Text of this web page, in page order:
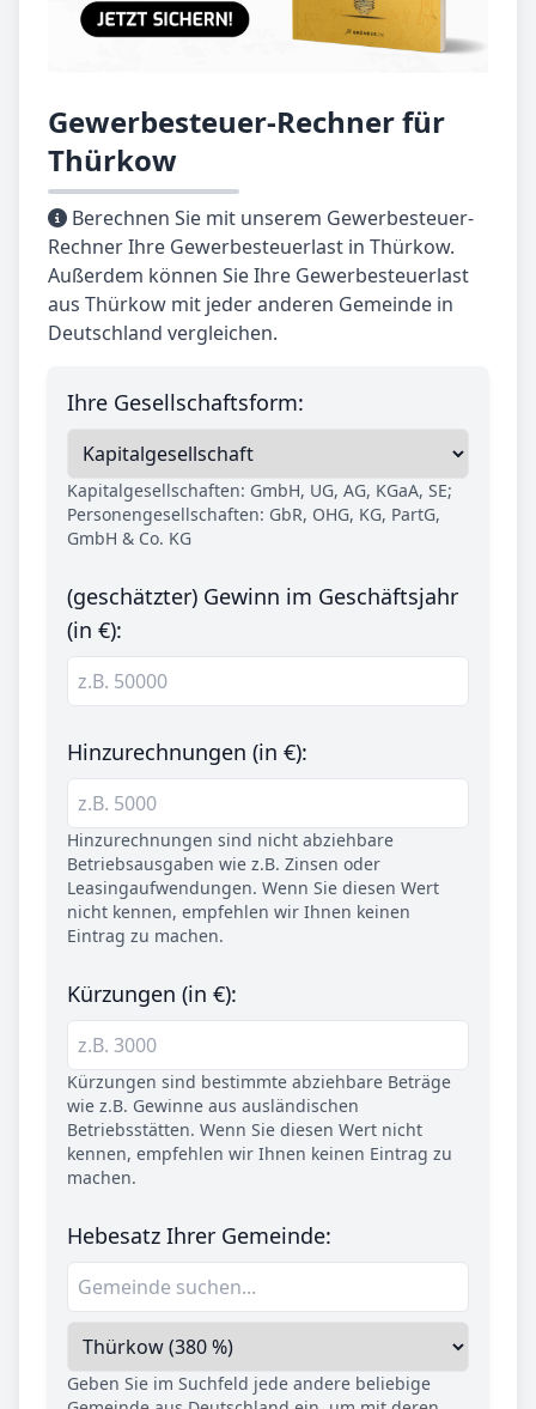
Gewerbesteuer-Rechner für
Thürkow
Berechnen Sie mit unserem Gewerbesteuer-
Rechner Ihre Gewerbesteuerlast in Thürkow.
Außerdem können Sie Ihre Gewerbesteuerlast
aus Thürkow mit jeder anderen Gemeinde in
Deutschland vergleichen.
Ihre Gesellschaftsform:
Kapitalgesellschaften: GmbH, UG, AG, KGaA, SE;
Personengesellschaften: GbR, OHG, KG, PartG,
GmbH & Co. KG
(geschätzter) Gewinn im Geschäftsjahr
(in €):
Hinzurechnungen (in €):
Hinzurechnungen sind nicht abziehbare
Betriebsausgaben wie z.B. Zinsen oder
Leasingaufwendungen. Wenn Sie diesen Wert
nicht kennen, empfehlen wir Ihnen keinen
Eintrag zu machen.
Kürzungen (in €):
Kürzungen sind bestimmte abziehbare Beträge
wie z.B. Gewinne aus ausländischen
Betriebsstätten. Wenn Sie diesen Wert nicht
kennen, empfehlen wir Ihnen keinen Eintrag zu
machen.
Hebesatz Ihrer Gemeinde:
Geben Sie im Suchfeld jede andere beliebige